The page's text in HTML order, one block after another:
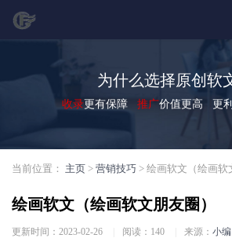
为什么选择原创软
收录更有保障 推广价值更高 更
当前位置： 主页 > 营销技巧 > 绘画软文（绘画软
绘画软文（绘画软文朋友圈）
更新时间：2023-02-26 阅读： 140 来源： 小编